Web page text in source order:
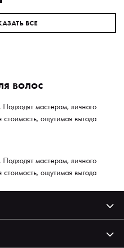
ВСЕ
волос
мастерам, личного
ощутимая выгода
мастерам, личного
ощутимая выгода